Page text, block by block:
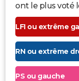
ont le plus voté
LFI ou extrême
RN ou extrême
PS ou gauche